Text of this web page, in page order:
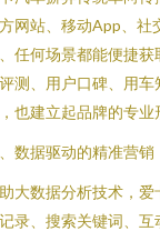
网站、移动App、社
任何场景都能便捷
测、用户口碑、用
也建立起品牌的专业
数据驱动的精准营销
大数据分析技术，
录、搜索关键词、